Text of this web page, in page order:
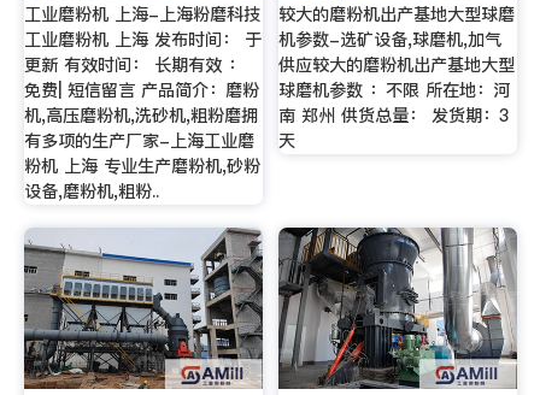
工业磨粉机 上海-上海粉磨科技
工业磨粉机 上海 发布时间： 于
更新 有效时间： 长期有效 ：
免费| 短信留言 产品简介：磨粉
机,高压磨粉机,洗砂机,粗粉磨拥
有多项的生产厂家-上海工业磨
粉机 上海 专业生产磨粉机,砂粉
设备,磨粉机,粗粉..
较大的磨粉机出产基地大型球磨
机参数-选矿设备,球磨机,加气
供应较大的磨粉机出产基地大型
球磨机参数 ：不限 所在地：河
南 郑州 供货总量： 发货期：3
天